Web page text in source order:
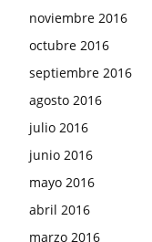
noviembre 2016
octubre 2016
septiembre 2016
agosto 2016
julio 2016
junio 2016
mayo 2016
abril 2016
marzo 2016